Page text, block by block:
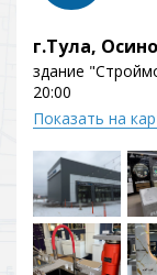
г.Тула,
здание
20:00
Показать на